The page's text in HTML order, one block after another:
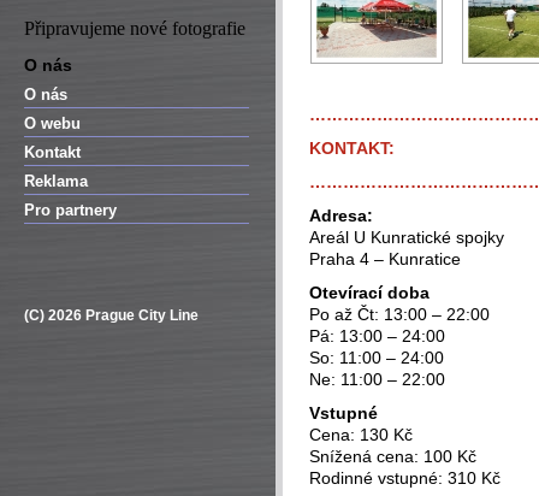
Připravujeme nové fotografie
O nás
O nás
O webu
Kontakt
Reklama
Pro partnery
(C) 2026 Prague City Line
KONTAKT:
Adresa:
Areál U Kunratické spojky
Praha 4 – Kunratice
Otevírací doba
Po až Čt: 13:00 – 22:00
Pá: 13:00 – 24:00
So: 11:00 – 24:00
Ne: 11:00 – 22:00
Vstupné
Cena: 130 Kč
Snížená cena: 100 Kč
Rodinné vstupné: 310 Kč